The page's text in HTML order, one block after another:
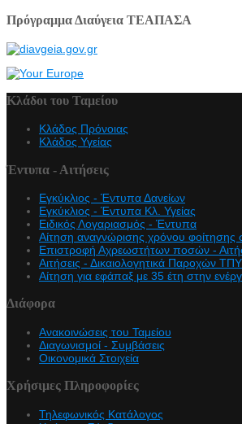
Πρόγραμμα Διαύγεια ΤΕΑΠΑΣΑ
Κλάδοι του Ταμείου
Κλάδος Πρόνοιας
Κλάδος Υγείας
Έντυπα - Αιτήσεις
Εγκύκλιος - Έντυπα Δανείων
Εγκύκλιος - Έντυπα Κλ. Υγείας
Eιδικός Λογαριασμός - Έντυπα
Αίτηση αναγνώρισης χρόνου φοίτησης
Επιστροφή Αχρεωστήτων ποσών -
Αιτήσεις - Δικαιολογητικά Παροχών
Αίτηση για εφάπαξ με 35 έτη στην
Διάφορα
Ανακοινώσεις του Ταμείου
Διαγωνισμοί - Συμβάσεις
Οικονομικά Στοιχεία
Χρήσιμες Πληροφορίες
Τηλεφωνικός Κατάλογος